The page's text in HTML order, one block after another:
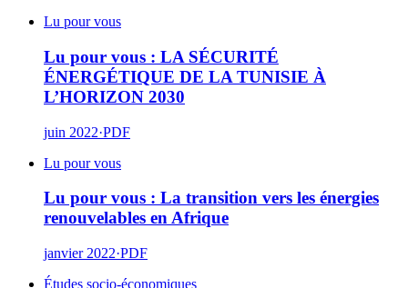
Lu pour vous
Lu pour vous : LA SÉCURITÉ
ÉNERGÉTIQUE DE LA TUNISIE À
L’HORIZON 2030
juin 2022·PDF
Lu pour vous
Lu pour vous : La transition vers les énergies
renouvelables en Afrique
janvier 2022·PDF
Études socio-économiques